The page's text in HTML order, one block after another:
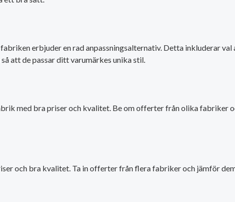
erbjuder en rad anpassningsalternativ. Detta inkluderar
att de passar ditt varumärkes unika stil.
med bra priser och kvalitet. Be om offerter från olika fabriker
och bra kvalitet. Ta in offerter från flera fabriker och jämför